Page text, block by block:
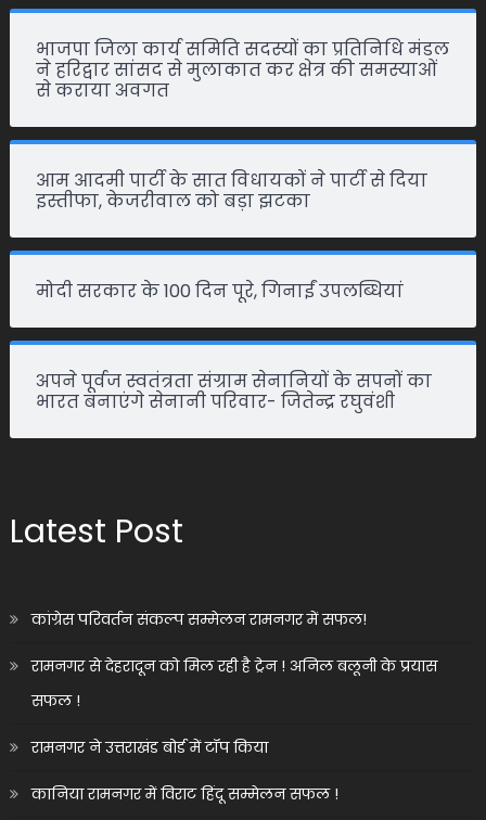
भाजपा जिला कार्य समिति सदस्यों का प्रतिनिधि मंडल
ने हरिद्वार सांसद से मुलाकात कर क्षेत्र की समस्याओं
से कराया अवगत
आम आदमी पार्टी के सात विधायकों ने पार्टी से दिया
इस्तीफा, केजरीवाल को बड़ा झटका
मोदी सरकार के 100 दिन पूरे, गिनाईं उपलब्धियां
अपने पूर्वज स्वतंत्रता संग्राम सेनानियों के सपनों का
भारत बनाएंगे सेनानी परिवार- जितेन्द्र रघुवंशी
Latest Post
कांग्रेस परिवर्तन संकल्प सम्मेलन रामनगर में सफल!
रामनगर से देहरादून को मिल रही है ट्रेन ! अनिल बलूनी के प्रयास
सफल !
रामनगर ने उत्तराखंड बोर्ड में टॉप किया
कानिया रामनगर में विराट हिंदू सम्मेलन सफल !